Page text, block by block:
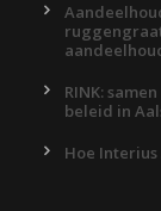
RINK:
beleid in
Hoe